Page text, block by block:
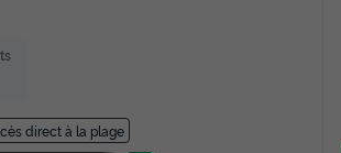
direct à la plage